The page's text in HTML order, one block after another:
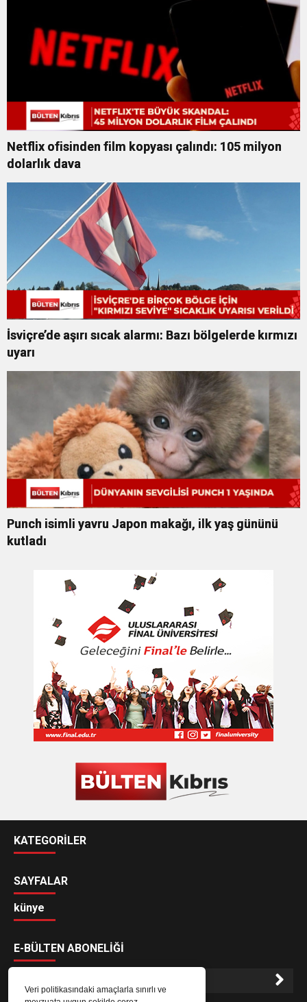
Veri politikasındaki amaçlarla sınırlı ve
Netflix ofisinden film kopyası çalındı: 105 milyon
dolarlık dava
İsviçre’de aşırı sıcak alarmı: Bazı bölgelerde kırmızı
uyarı
Punch isimli yavru Japon makağı, ilk yaş gününü
kutladı
KATEGORİLER
SAYFALAR
künye
E-BÜLTEN ABONELİĞİ